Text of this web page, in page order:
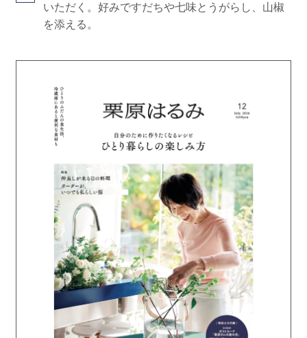
いただく。好みですだちや七味とうがらし、山椒
を添える。